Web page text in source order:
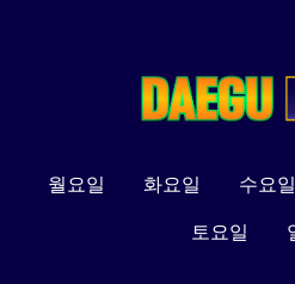
월요일 화요일 수요일
토요일